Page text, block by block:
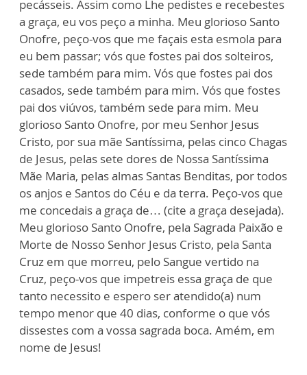
pecásseis. Assim como Lhe pedistes e recebestes
a graça, eu vos peço a minha. Meu glorioso Santo
Onofre, peço-vos que me façais esta esmola para
eu bem passar; vós que fostes pai dos solteiros,
sede também para mim. Vós que fostes pai dos
casados, sede também para mim. Vós que fostes
pai dos viúvos, também sede para mim. Meu
glorioso Santo Onofre, por meu Senhor Jesus
Cristo, por sua mãe Santíssima, pelas cinco Chagas
de Jesus, pelas sete dores de Nossa Santíssima
Mãe Maria, pelas almas Santas Benditas, por todos
os anjos e Santos do Céu e da terra. Peço-vos que
me concedais a graça de… (cite a graça desejada).
Meu glorioso Santo Onofre, pela Sagrada Paixão e
Morte de Nosso Senhor Jesus Cristo, pela Santa
Cruz em que morreu, pelo Sangue vertido na
Cruz, peço-vos que impetreis essa graça de que
tanto necessito e espero ser atendido(a) num
tempo menor que 40 dias, conforme o que vós
dissestes com a vossa sagrada boca. Amém, em
nome de Jesus!